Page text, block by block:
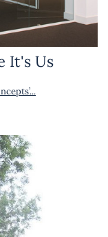
It's Us